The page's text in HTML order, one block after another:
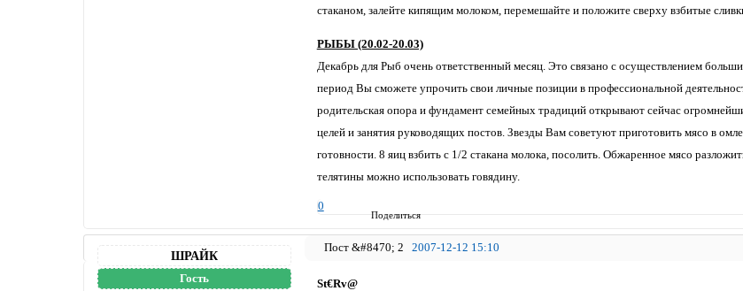
Поделиться
стаканом, залейте кипящим молоком, перемешайте и положите сверху взбитые
РЫБЫ (20.02-20.03)
Декабрь для Рыб очень ответственный месяц. Это связано с осуществлением
период Вы сможете упрочить свои личные позиции в профессиональной
родительская опора и фундамент семейных традиций открывают сейчас
целей и занятия руководящих постов. Звезды Вам советуют приготовить мясо в
готовности. 8 яиц взбить с 1/2 стакана молока, посолить. Обжаренное мясо
телятины можно использовать говядину.
0
2 2007-12-12 15:10
ШРАЙК
Гость St€Rv@